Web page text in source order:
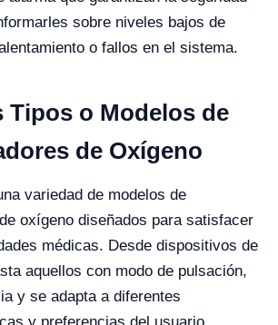
sobre niveles bajos de
o fallos en el sistema.
Tipos o Modelos de
de Oxígeno
variedad de modelos de
oxígeno diseñados para satisfacer
médicas. Desde dispositivos de
aquellos con modo de pulsación,
y se adapta a diferentes